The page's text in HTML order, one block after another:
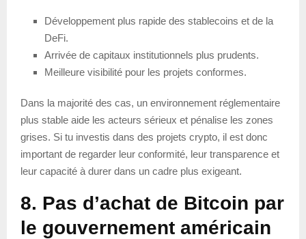
Développement plus rapide des stablecoins et de la
DeFi.
Arrivée de capitaux institutionnels plus prudents.
Meilleure visibilité pour les projets conformes.
Dans la majorité des cas, un environnement réglementaire
plus stable aide les acteurs sérieux et pénalise les zones
grises. Si tu investis dans des projets crypto, il est donc
important de regarder leur conformité, leur transparence et
leur capacité à durer dans un cadre plus exigeant.
8. Pas d’achat de Bitcoin par
le gouvernement américain